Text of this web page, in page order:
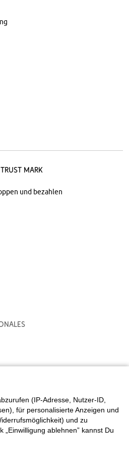
Mark
und bezahlen
(IP-Adresse, Nutzer-ID,
für personalisierte Anzeigen und
und zu
ablehnen” kannst Du